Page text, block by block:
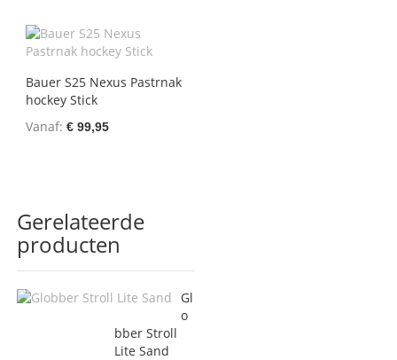
Bauer S25 Nexus Pastrnak
hockey Stick
Vanaf € 99,95
Gerelateerde
producten
Gl
o
bber Stroll
Lite Sand